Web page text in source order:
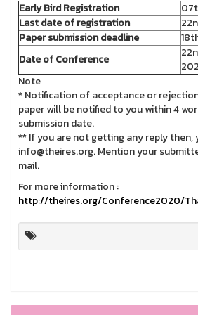
Early Bird Registration
Last date of registration
Paper submission deadline
Date of Conference
Note
* Notification of acceptance or
paper will be notified to you within 4
submission date.
** If you are not getting any reply then,
info@theires.org. Mention your
mail.
For more information :
http://theires.org/Conference2020/